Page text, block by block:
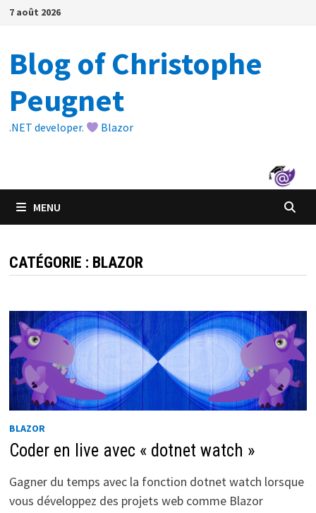
Passer
7 août 2026
Blog of Christophe
Peugnet
.NET developer. Blazor
MENU
CATÉGORIE : BLAZOR
BLAZOR
Coder en live avec « dotnet watch »
Gagner du temps avec la fonction dotnet watch lorsque
vous développez des projets web comme Blazor